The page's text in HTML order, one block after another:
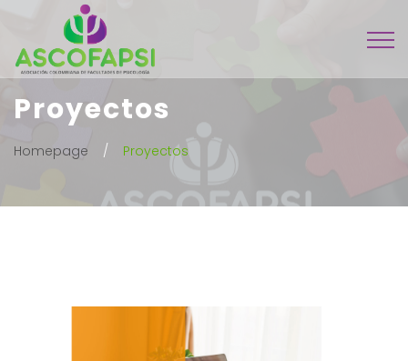
Proyectos
Homepage Proyectos